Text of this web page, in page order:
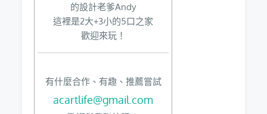
的設計老爹Andy
這裡是2大+3小的5口之家
歡迎來玩！
有什麼合作、有趣、推薦嘗試
acartlife@gmail.com